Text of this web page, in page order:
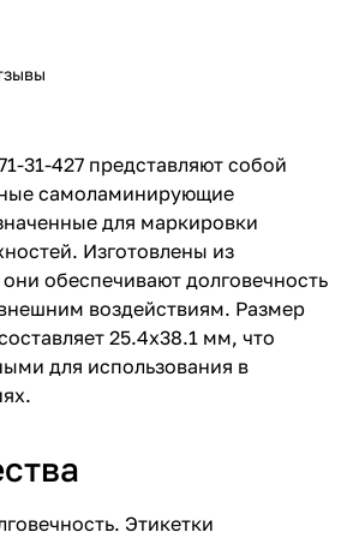
31-427 представляют собой
самоламинирующие
для маркировки
Изготовлены из
обеспечивают долговечность
воздействиям. Размер
25.4х38.1 мм, что
для использования в
Этикетки